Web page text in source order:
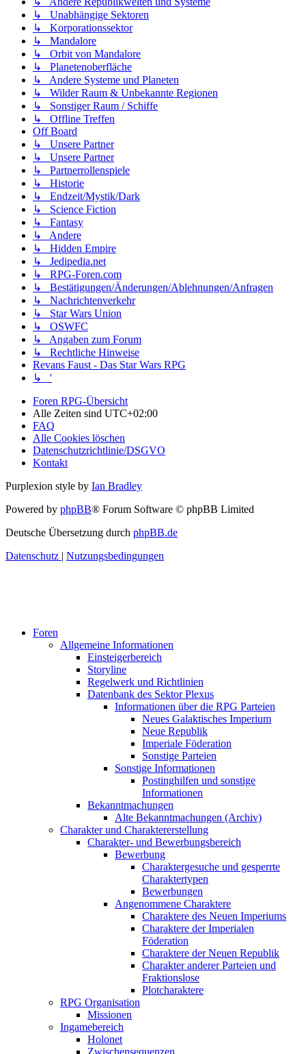
↳ Unabhängige Sektoren
↳ Korporationssektor
↳ Mandalore
↳ Orbit von Mandalore
↳ Planetenoberfläche
↳ Andere Systeme und Planeten
↳ Wilder Raum & Unbekannte Regionen
↳ Sonstiger Raum / Schiffe
↳ Offline Treffen
Off Board
↳ Unsere Partner
↳ Unsere Partner
↳ Partnerrollenspiele
↳ Historie
↳ Endzeit/Mystik/Dark
↳ Science Fiction
↳ Fantasy
↳ Andere
↳ Hidden Empire
↳ Jedipedia.net
↳ RPG-Foren.com
↳ Bestätigungen/Änderungen/Ablehnungen/Anfragen
↳ Nachrichtenverkehr
↳ Star Wars Union
↳ OSWFC
↳ Angaben zum Forum
↳ Rechtliche Hinweise
Revans Faust - Das Star Wars RPG
↳ '
Foren RPG-Übersicht
Alle Zeiten sind UTC+02:00
FAQ
Alle Cookies löschen
Datenschutzrichtlinie/DSGVO
Kontakt
Purplexion style by Ian Bradley
Powered by phpBB® Forum Software © phpBB Limited
Deutsche Übersetzung durch phpBB.de
Datenschutz | Nutzungsbedingungen
Foren
Allgemeine Informationen
Einsteigerbereich
Storyline
Regelwerk und Richtlinien
Datenbank des Sektor Plexus
Informationen über die RPG Parteien
Neues Galaktisches Imperium
Neue Republik
Imperiale Föderation
Sonstige Parteien
Sonstige Informationen
Postinghilfen und sonstige
Informationen
Bekanntmachungen
Alte Bekanntmachungen (Archiv)
Charakter und Charaktererstellung
Charakter- und Bewerbungsbereich
Bewerbung
Charaktergesuche und gesperrte
Charaktertypen
Bewerbungen
Angenommene Charaktere
Charaktere des Neuen Imperiums
Charaktere der Imperialen
Föderation
Charaktere der Neuen Republik
Charakter anderer Parteien und
Fraktionslose
Plotcharaktere
RPG Organisation
Missionen
Ingamebereich
Holonet
Zwischensequenzen